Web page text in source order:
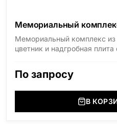
Мемориальный
Мемориальный комплекс из
цветник и надгробная
По запросу
В